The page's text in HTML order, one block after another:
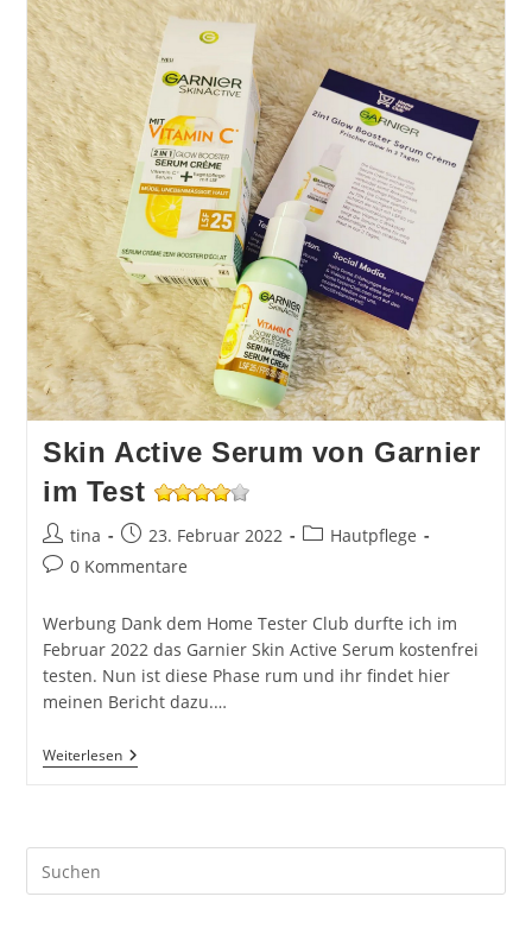
Skin Active Serum von Garnier
im Test
Beitrags-
Autor:
tina
Beitrag
veröffentlicht:
23. Februar 2022
Beitrags-
Hautpflege
Beitrags-
0 Kommentare
Werbung Dank dem Home Tester Club durfte ich im
Februar 2022 das Garnier Skin Active Serum kostenfrei
testen. Nun ist diese Phase rum und ihr findet hier
meinen Bericht dazu.…
WeiterlesenSkin
Active
Im